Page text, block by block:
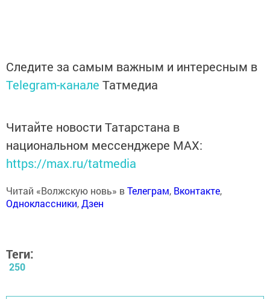
Следите за самым важным и интересным в
Telegram-канале Татмедиа
Читайте новости Татарстана в
национальном мессенджере MАХ:
https://max.ru/tatmedia
Читай «Волжскую новь» вТелеграм, Вконтакте,
Одноклассники,Дзен
Теги:
250